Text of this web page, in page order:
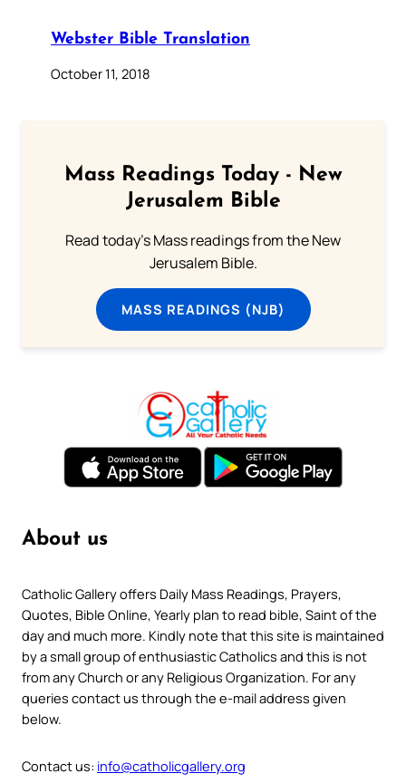
Webster Bible Translation
October 11, 2018
Mass Readings Today - New
Jerusalem Bible
Read today's Mass readings from the New
Jerusalem Bible.
MASS READINGS (NJB)
About us
Catholic Gallery offers Daily Mass Readings, Prayers,
Quotes, Bible Online, Yearly plan to read bible, Saint of the
day and much more. Kindly note that this site is maintained
by a small group of enthusiastic Catholics and this is not
from any Church or any Religious Organization. For any
queries contact us through the e-mail address given
below.
Contact us: info@catholicgallery.org